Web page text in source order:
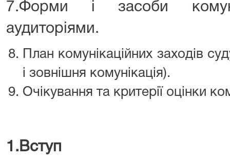
7.Форми і засоби
аудиторіями.
План комунікаційних заходів
і зовнішня комунікація).
Очікування та критерії оцінки
1. Вступ